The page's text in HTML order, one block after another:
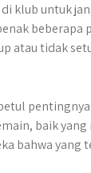
klub untuk
beberapa
atau tidak
baik yang
bahwa yang